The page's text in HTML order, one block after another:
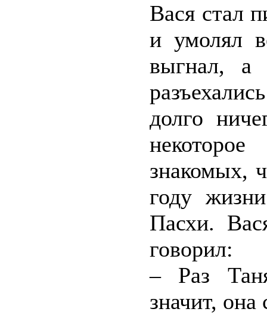
Вася стал
и умолял
выгнал,
долго
знакомых,
году
Пасхи.
говорил:
– Раз
значит, она